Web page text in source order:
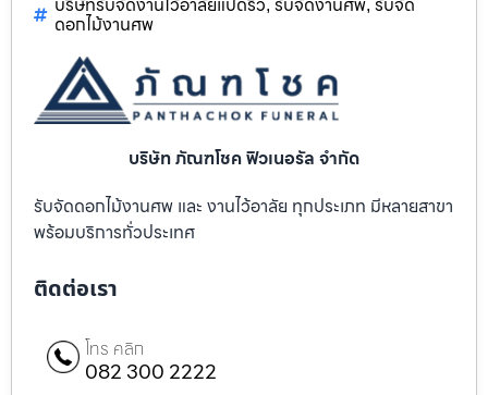
, ,
ดอกไม้งานศพ
บริษัท ภัณฑโชค ฟิวเนอรัล จำกัด
รับจัดดอกไม้งานศพ และ งานไว้อาลัย ทุกประเภท มีหลายสาขา
พร้อมบริการทั่วประเทศ
ติดต่อเรา
โทร คลิก
082 300 2222